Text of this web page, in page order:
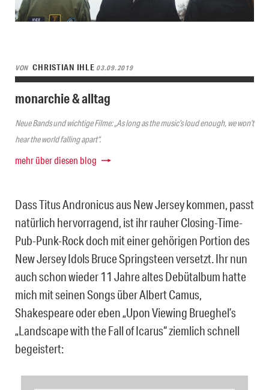
VON CHRISTIAN IHLE 03.09.2019
monarchie & alltag
Neue Bands und wichtige Filme: „As long as the music’s loud enough, we won’t
hear the world falling apart“.
mehr über diesen blog
Dass Titus Andronicus aus New Jersey kommen, passt
natürlich hervorragend, ist ihr rauher Closing-Time-
Pub-Punk-Rock doch mit einer gehörigen Portion des
New Jersey Idols Bruce Springsteen versetzt. Ihr nun
auch schon wieder 11 Jahre altes Debütalbum hatte
mich mit seinen Songs über Albert Camus,
Shakespeare oder eben „Upon Viewing Brueghel’s
„Landscape with the Fall of Icarus“ ziemlich schnell
begeistert: